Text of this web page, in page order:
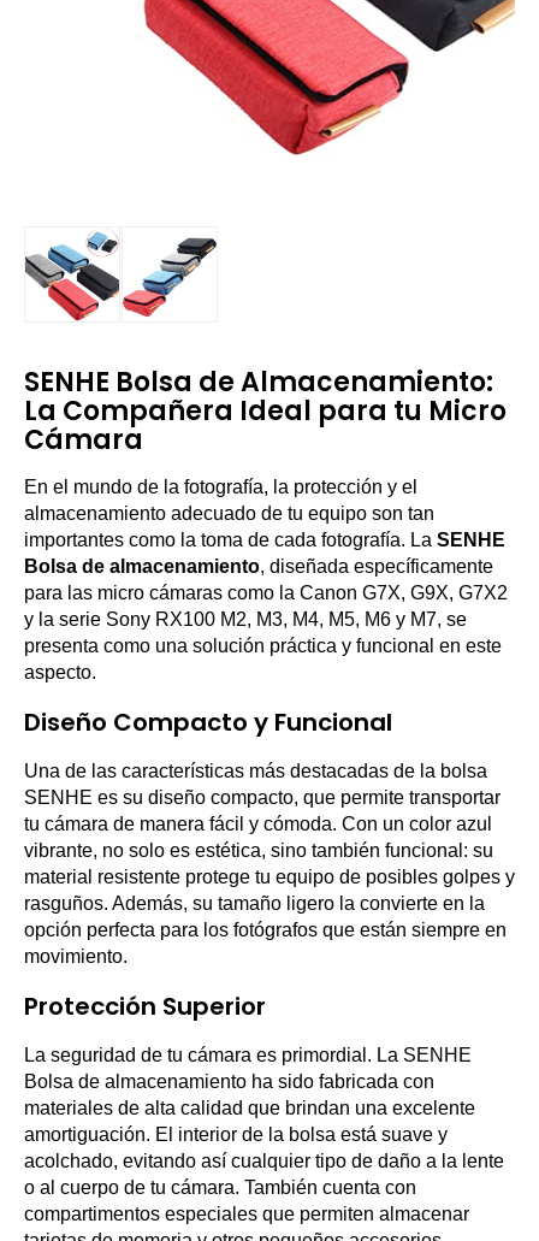
SENHE Bolsa de Almacenamiento:
La Compañera Ideal para tu Micro
Cámara
En el mundo de la fotografía, la protección y el
almacenamiento adecuado de tu equipo son tan
importantes como la toma de cada fotografía. La SENHE
Bolsa de almacenamiento, diseñada específicamente
para las micro cámaras como la Canon G7X, G9X, G7X2
y la serie Sony RX100 M2, M3, M4, M5, M6 y M7, se
presenta como una solución práctica y funcional en este
aspecto.
Diseño Compacto y Funcional
Una de las características más destacadas de la bolsa
SENHE es su diseño compacto, que permite transportar
tu cámara de manera fácil y cómoda. Con un color azul
vibrante, no solo es estética, sino también funcional: su
material resistente protege tu equipo de posibles golpes y
rasguños. Además, su tamaño ligero la convierte en la
opción perfecta para los fotógrafos que están siempre en
movimiento.
Protección Superior
La seguridad de tu cámara es primordial. La SENHE
Bolsa de almacenamiento ha sido fabricada con
materiales de alta calidad que brindan una excelente
amortiguación. El interior de la bolsa está suave y
acolchado, evitando así cualquier tipo de daño a la lente
o al cuerpo de tu cámara. También cuenta con
compartimentos especiales que permiten almacenar